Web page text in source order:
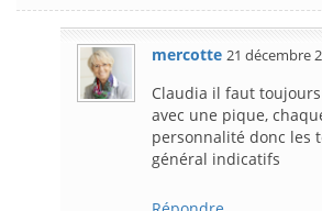
mercotte 21 décembre
Claudia il faut
avec une pique,
personnalité donc les
général indicatifs